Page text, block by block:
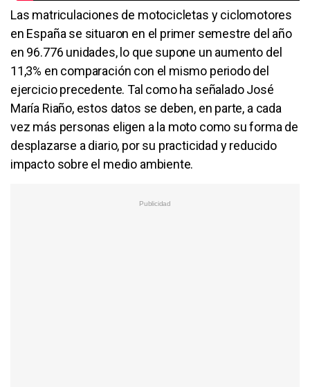
Las matriculaciones de motocicletas y ciclomotores
en España se situaron en el primer semestre del año
en 96.776 unidades, lo que supone un aumento del
11,3% en comparación con el mismo periodo del
ejercicio precedente. Tal como ha señalado José
María Riaño, estos datos se deben, en parte, a cada
vez más personas eligen a la moto como su forma de
desplazarse a diario, por su practicidad y reducido
impacto sobre el medio ambiente.